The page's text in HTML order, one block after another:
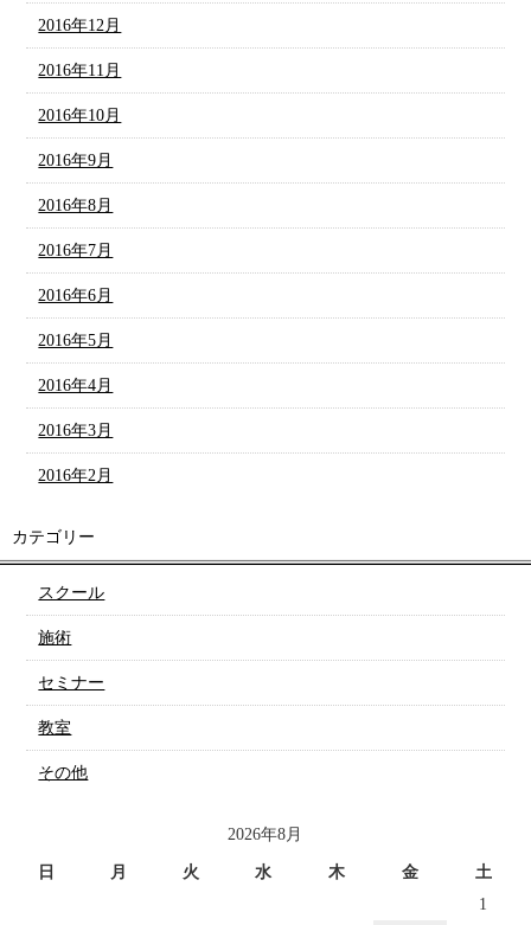
2016年12月
2016年11月
2016年10月
2016年9月
2016年8月
2016年7月
2016年6月
2016年5月
2016年4月
2016年3月
2016年2月
カテゴリー
スクール
施術
セミナー
教室
その他
2026年8月
日 月 火 水 木 金
土
1